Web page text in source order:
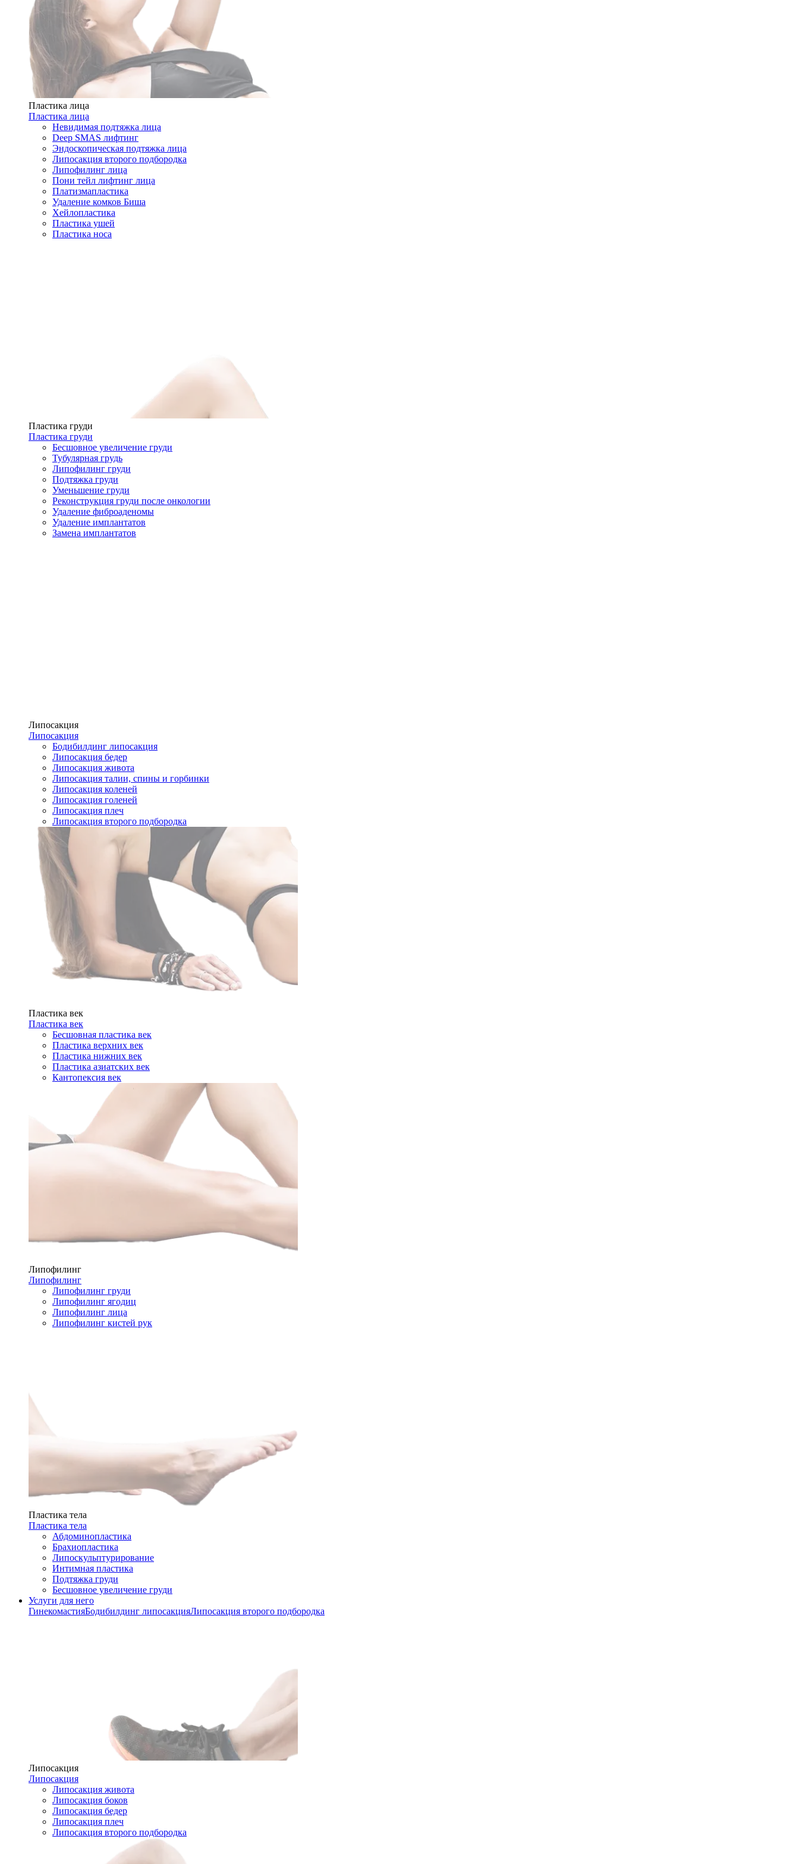
Пластика лица
Пластика лица
Невидимая подтяжка лица
Deep SMAS лифтинг
Эндоскопическая подтяжка лица
Липосакция второго подбородка
Липофилинг лица
Пони тейл лифтинг лица
Платизмапластика
Удаление комков Биша
Хейлопластика
Пластика ушей
Пластика носа
Пластика груди
Пластика груди
Бесшовное увеличение груди
Тубулярная грудь
Липофилинг груди
Подтяжка груди
Уменьшение груди
Реконструкция груди после онкологии
Удаление фиброаденомы
Удаление имплантатов
Замена имплантатов
Липосакция
Липосакция
Бодибилдинг липосакция
Липосакция бедер
Липосакция живота
Липосакция талии, спины и горбинки
Липосакция коленей
Липосакция голеней
Липосакция плеч
Липосакция второго подбородка
Пластика век
Пластика век
Бесшовная пластика век
Пластика верхних век
Пластика нижних век
Пластика азиатских век
Кантопексия век
Липофилинг
Липофилинг
Липофилинг груди
Липофилинг ягодиц
Липофилинг лица
Липофилинг кистей рук
Пластика тела
Пластика тела
Абдоминопластика
Брахиопластика
Липоскульптурирование
Интимная пластика
Подтяжка груди
Бесшовное увеличение груди
Услуги для него
ГинекомастияБодибилдинг липосакцияЛипосакция второго подбородка
Липосакция
Липосакция
Липосакция живота
Липосакция боков
Липосакция бедер
Липосакция плеч
Липосакция второго подбородка